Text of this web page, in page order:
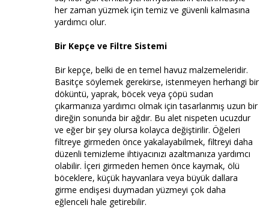
her zaman yüzmek için temiz ve güvenli kalmasına
yardımcı olur.
Bir Kepçe ve Filtre Sistemi
Bir kepçe, belki de en temel havuz malzemeleridir.
Basitçe söylemek gerekirse, istenmeyen herhangi bir
döküntü, yaprak, böcek veya çöpü sudan
çıkarmanıza yardımcı olmak için tasarlanmış uzun bir
direğin sonunda bir ağdır. Bu alet nispeten ucuzdur
ve eğer bir şey olursa kolayca değiştirilir. Öğeleri
filtreye girmeden önce yakalayabilmek, filtreyi daha
düzenli temizleme ihtiyacınızı azaltmanıza yardımcı
olabilir. İçeri girmeden hemen önce kaymak, ölü
böceklere, küçük hayvanlara veya büyük dallara
girme endişesi duymadan yüzmeyi çok daha
eğlenceli hale getirebilir.